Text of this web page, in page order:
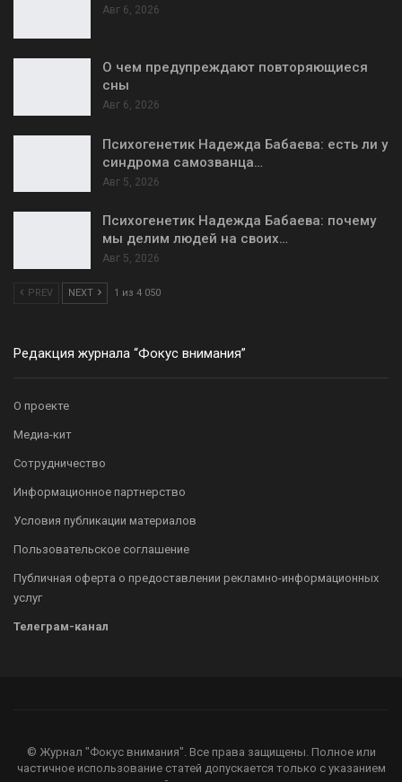
Авг 6, 2026
О чем предупреждают повторяющиеся
сны
Авг 6, 2026
Психогенетик Надежда Бабаева: есть ли у
синдрома самозванца…
Авг 5, 2026
Психогенетик Надежда Бабаева: почему
мы делим людей на своих…
Авг 5, 2026
PREV NEXT 1 из 4 050
Редакция журнала “Фокус внимания”
О проекте
Медиа-кит
Сотрудничество
Информационное партнерство
Условия публикации материалов
Пользовательское соглашение
Публичная оферта о предоставлении рекламно-информационных
услуг
Телеграм-канал
© Журнал "Фокус внимания". Все права защищены. Полное или
частичное использование статей допускается только с указанием